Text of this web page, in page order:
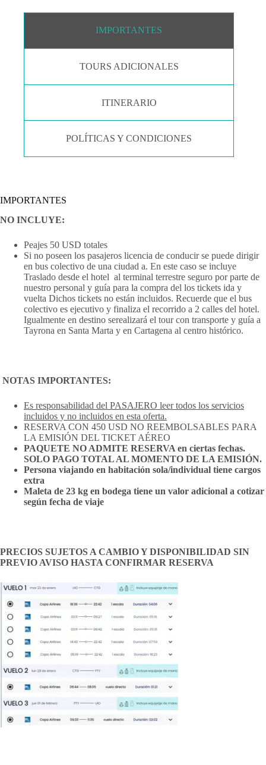
IMPORTANTES
TOURS ADICIONALES
ITINERARIO
POLÍTICAS Y CONDICIONES
IMPORTANTES
NO INCLUYE:
Peajes 50 USD totales
Si no poseen los pasajeros licencia de conducir se puede dirigir
en bus colectivo de una ciudad a. En este caso se incluye
Traslado desde el hotel al terminal terrestre seguro por parte de
nuestro personal y guía para la compra del los tickets ida y
vuelta Dichos tickets no están incluidos. Recuerde que el bus
colectivo es ejecutivo y finaliza el recorrido a 2 calles del hotel.
Igualmente en destino serealizará el tour con transporte y guía a
Tayrona en Santa Marta y en Cartagena al centro histórico.
NOTAS IMPORTANTES:
Es responsabilidad del PASAJERO leer todos los servicios
incluidos y no incluidos en esta oferta.
RESERVA CON 450 USD NO REEMBOLSABLES PARA
LA EMISIÓN DEL TICKET AÉREO
PAQUETE NO ADMITE RESERVA en ciertas fechas.
SOLO PAGO TOTAL AL MOMENTO DE LA EMISIÓN.
Persona viajando en habitación sola/individual tiene cargos
extra
Maleta de 23 kg en bodega tiene un valor adicional a cotizar
según fecha de viaje
PRECIOS SUJETOS A CAMBIO Y DISPONIBILIDAD SIN
PREVIO AVISO HASTA CONFIRMAR RESERVA